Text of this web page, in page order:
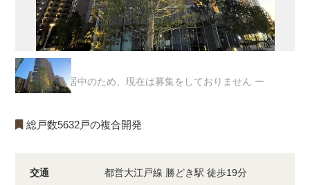
ー 入居中のため、現在は募集をしておりません ー
総戸数5632戸の複合開発
交通 都営大江戸線 勝どき駅 徒歩19分